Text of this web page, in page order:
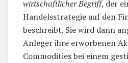
wirtschaftlicher Begriff, der
Handelsstrategie auf den
beschreibt. Sie wird dann
Anleger ihre erworbenen
Commodities bei einem